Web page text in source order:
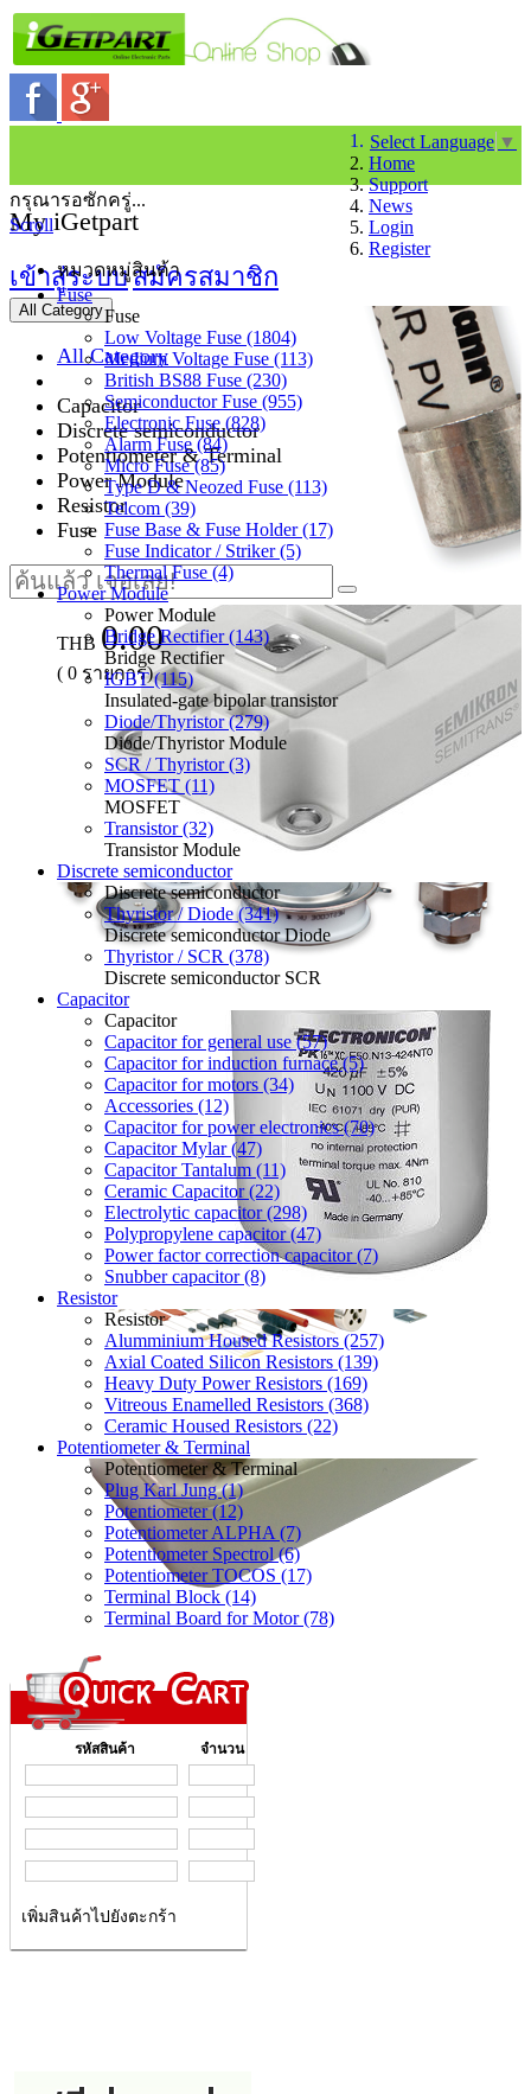
Select Language ▼
Home
Support
News
Login
Register
My iGetpart
เข้าสู่ระบบสมัครสมาชิก
All Category
All Category
Capacitor
Discrete semiconductor
Potentiometer & Terminal
Power Module
Resistor
Fuse
THB 0.00
( 0 รายการ)
กรุณารอซักครู่...
Scroll
หมวดหมู่สินค้า
Fuse
Fuse
Low Voltage Fuse (1804)
Medium Voltage Fuse (113)
British BS88 Fuse (230)
Semiconductor Fuse (955)
Electronic Fuse (828)
Alarm Fuse (84)
Micro Fuse (85)
Type D & Neozed Fuse (113)
Telcom (39)
Fuse Base & Fuse Holder (17)
Fuse Indicator / Striker (5)
Thermal Fuse (4)
Power Module
Power Module
Bridge Rectifier (143)
Bridge Rectifier
IGBT (115)
Insulated-gate bipolar transistor
Diode/Thyristor (279)
Diode/Thyristor Module
SCR / Thyristor (3)
MOSFET (11)
MOSFET
Transistor (32)
Transistor Module
Discrete semiconductor
Discrete semiconductor
Thyristor / Diode (341)
Discrete semiconductor Diode
Thyristor / SCR (378)
Discrete semiconductor SCR
Capacitor
Capacitor
Capacitor for general use (57)
Capacitor for induction furnace (5)
Capacitor for motors (34)
Accessories (12)
Capacitor for power electronics (70)
Capacitor Mylar (47)
Capacitor Tantalum (11)
Ceramic Capacitor (22)
Electrolytic capacitor (298)
Polypropylene capacitor (47)
Power factor correction capacitor (7)
Snubber capacitor (8)
Resistor
Resistor
Alumminium Housed Resistors (257)
Axial Coated Silicon Resistors (139)
Heavy Duty Power Resistors (169)
Vitreous Enamelled Resistors (368)
Ceramic Housed Resistors (22)
Potentiometer & Terminal
Potentiometer & Terminal
Plug Karl Jung (1)
Potentiometer (12)
Potentiometer ALPHA (7)
Potentiometer Spectrol (6)
Potentiometer TOCOS (17)
Terminal Block (14)
Terminal Board for Motor (78)
รหัสสินค้า จำนวน
เพิ่มสินค้าไปยังตะกร้า